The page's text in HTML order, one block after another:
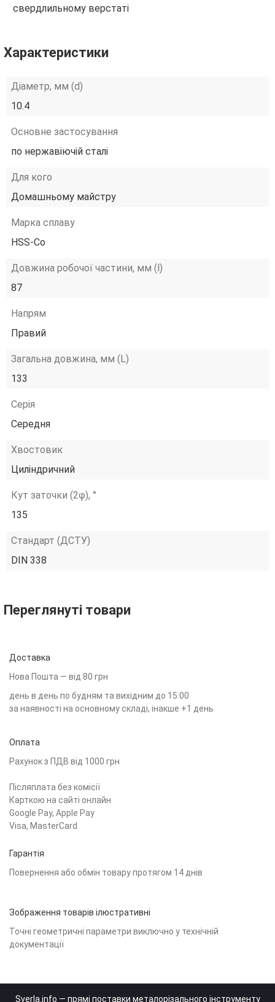
свердлильному верстаті
Характеристики
Діаметр, мм (d)
10.4
Основне застосування
по нержавіючій сталі
Для кого
Домашньому майстру
Марка сплаву
HSS-Co
Довжина робочої частини, мм (l)
87
Напрям
Правий
Загальна довжина, мм (L)
133
Серія
Середня
Хвостовик
Циліндричний
Кут заточки (2φ), °
135
Стандарт (ДСТУ)
DIN 338
Переглянуті товари
Доставка
Нова Пошта — від 80 грн
день в день по будням та вихідним до 15:00
за наявності на основному складі, інакше +1 день
Оплата
Рахунок з ПДВ від 1000 грн
Післяплата без комісії
Карткою на сайті онлайн
Google Pay, Apple Pay
Visa, MasterCard
Гарантія
Повернення або обмін товару протягом 14 днів
Зображення товарів ілюстративні
Точні геометричні параметри виключно у технічній
документації
Sverla.info — прямі поставки металорізального інструменту